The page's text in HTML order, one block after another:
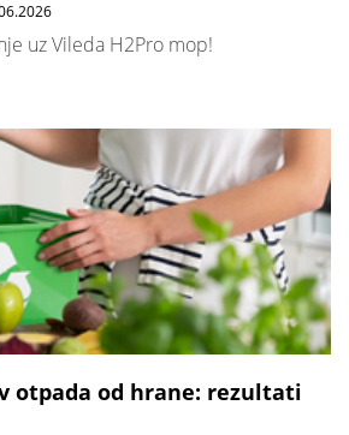
uz Vileda H2Pro mop!
otpada od hrane: rezultati